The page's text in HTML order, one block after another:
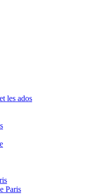
les ados
Paris